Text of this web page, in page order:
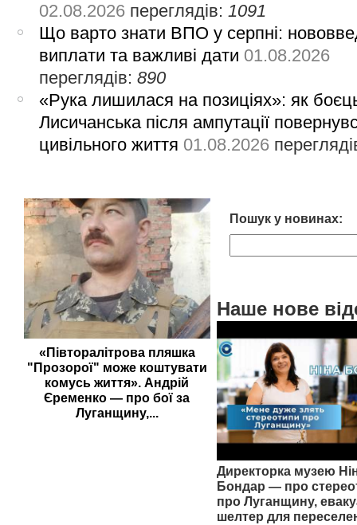
02.08.2026 переглядів:1091
Що варто знати ВПО у серпні:
виплати та важливі дати 01.08.2026
переглядів:890
«Рука лишилася на позиціях»: як
Лисичанська після ампутації
цивільного життя 01.08.2026
«Півторалітрова пляшка
"Прозорої" може коштувати
комусь життя». Андрій
Єременко — про бої за
Луганщину,...
Пошук у новинах:
Наше нове
Директорка музею
Бондар — про
про Луганщину,
шелтер для